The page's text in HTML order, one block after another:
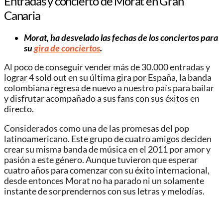
Canaria
Morat, ha desvelado las fechas de los conciertos para
sugira de conciertos.
Al poco de conseguir vender más de 30.000 entradas y
lograr 4 sold out en su última gira por España, la banda
colombiana regresa de nuevo a nuestro país para bailar
y disfrutar acompañado a sus fans con sus éxitos en
directo.
Considerados como una de las promesas del pop
latinoamericano. Este grupo de cuatro amigos deciden
crear su misma banda de música en el 2011 por amor y
pasión a este género. Aunque tuvieron que esperar
cuatro años para comenzar con su éxito internacional,
desde entonces Morat no ha parado ni un solamente
instante de sorprendernos con sus letras y melodías.